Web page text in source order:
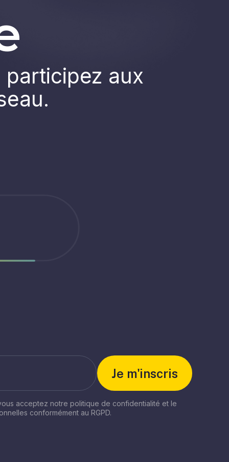
aux
acceptez notre politique de confidentialité et le
conformément au RGPD.